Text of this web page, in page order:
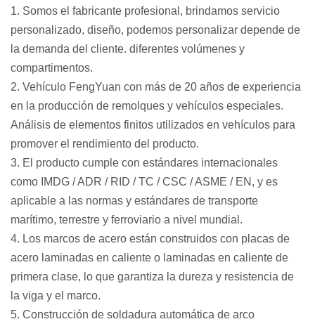
1. Somos el fabricante profesional, brindamos servicio
personalizado, diseño, podemos personalizar depende de
la demanda del cliente. diferentes volúmenes y
compartimentos.
2. Vehículo FengYuan con más de 20 años de experiencia
en la producción de remolques y vehículos especiales.
Análisis de elementos finitos utilizados en vehículos para
promover el rendimiento del producto.
3. El producto cumple con estándares internacionales
como IMDG / ADR / RID / TC / CSC / ASME / EN, y es
aplicable a las normas y estándares de transporte
marítimo, terrestre y ferroviario a nivel mundial.
4. Los marcos de acero están construidos con placas de
acero laminadas en caliente o laminadas en caliente de
primera clase, lo que garantiza la dureza y resistencia de
la viga y el marco.
5. Construcción de soldadura automática de arco